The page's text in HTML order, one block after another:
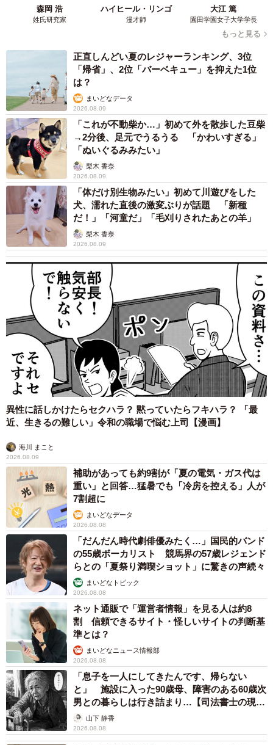
璧だったように感じます。
3/4
反対側の腕の血管も完璧です（提供：シャントの医ンフルエンサーさ
──すごいですね！！ ほかのアートと比べて、ダントツの
凄さだったのでしょうか。
仕事ばかりのでアートなど全然興味もなく、知識もない
のですが、だれが見てもわかる彫刻の技術、そして正確な
解剖学の知識が凄くて感動しました。もちろんほかの展示
品もすごいのですが、アトラスが完全に圧倒していまし
た。
──絵画でも血管の位置が気になったりしそうですね。ほか
にも医師ゆえに気になることはありますか？
私の仕事は、透析のシャントといって腕の動脈と静脈を
手術でつなげることなので仕事中はずっと血管を見ている
ため、他人の腕の血管は見てしまいます。いい血管の人を
見つけると少しテンション上がります。
森岡 浩
姓氏研究家
ハイヒール・リンゴ
漫才師
大江 篤
園田学園女子大学学長
もっと見る
正直しんどい夏のレジャーランキング、3位
「帰省」、2位「バーベキュー」を抑えた1位
は？
まいどなデータ
2026.08.09
「これが不動柴か…」初めて外を散歩した豆柴
→2分後、足元でうるうる 「かわいすぎる」
「ぬいぐるみみたい」
梨木 香奈
2026.08.09
「体だけ別生物みたい」初めて川遊びをした
犬、濡れた直後の激変ぶりが話題 「新種
だ！」「河童だ」「毛刈りされたあとの羊」
梨木 香奈
2026.08.09
異性に話しかけたらセクハラ？ 黙っていたらフキハラ？ 「最
近、生きるの難しい」令和の職場で悩む上司【漫画】
海川 まこと
2026.08.09
補助があっても約9割が「夏の電気・ガス代は
重い」と回答…猛暑でも「冷房を控える」人が
7割超に
まいどなデータ
2026.08.08
「だんだん時代劇俳優みたく…」国民的バンド
の55歳ボーカリスト 競馬界の57歳レジェンド
らとの「夏祭り満喫ショット」に驚きの声続々
まいどなトピック
2026.08.08
ネット通販で「運営者情報」を見る人は約8
割 信頼できるサイト・怪しいサイトの判断基
準とは？
まいどなニュース情報部
2026.08.08
「息子を一人にしてきたんです、帰らない
と」 施設に入った90歳母、障害のある60歳次
男との暮らしは行き詰まり…【司法書士の現場
から】山下 静香
2026.08.08